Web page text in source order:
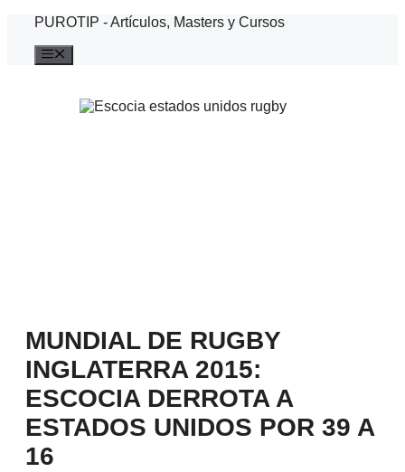
Saltar
contenido
PUROTIP - Artículos, Masters y Cursos
MUNDIAL DE RUGBY
INGLATERRA 2015:
ESCOCIA DERROTA A
ESTADOS UNIDOS POR 39 A
16